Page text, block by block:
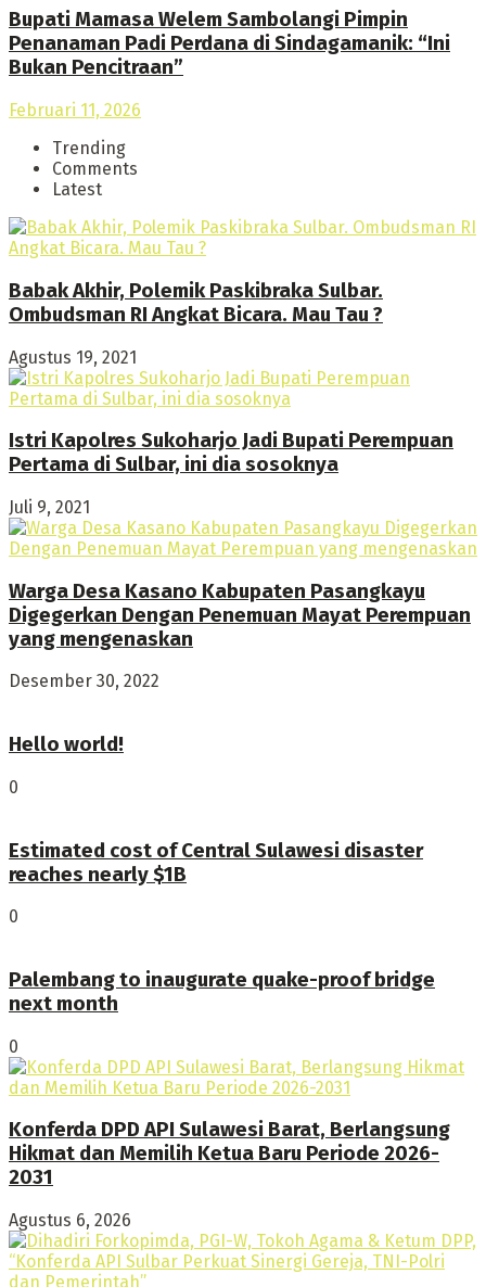
Bupati Mamasa Welem Sambolangi Pimpin
Penanaman Padi Perdana di Sindagamanik: “Ini
Bukan Pencitraan”
Februari 11, 2026
Trending
Comments
Latest
Babak Akhir, Polemik Paskibraka Sulbar.
Ombudsman RI Angkat Bicara. Mau Tau ?
Agustus 19, 2021
Istri Kapolres Sukoharjo Jadi Bupati Perempuan
Pertama di Sulbar, ini dia sosoknya
Juli 9, 2021
Warga Desa Kasano Kabupaten Pasangkayu
Digegerkan Dengan Penemuan Mayat Perempuan
yang mengenaskan
Desember 30, 2022
Hello world!
0
Estimated cost of Central Sulawesi disaster
reaches nearly $1B
0
Palembang to inaugurate quake-proof bridge
next month
0
Konferda DPD API Sulawesi Barat, Berlangsung
Hikmat dan Memilih Ketua Baru Periode 2026-
2031
Agustus 6, 2026